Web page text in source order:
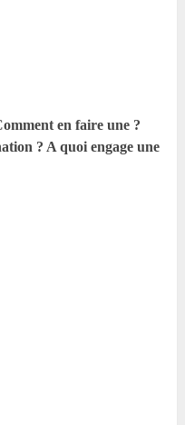
en faire une ?
? A quoi engage une